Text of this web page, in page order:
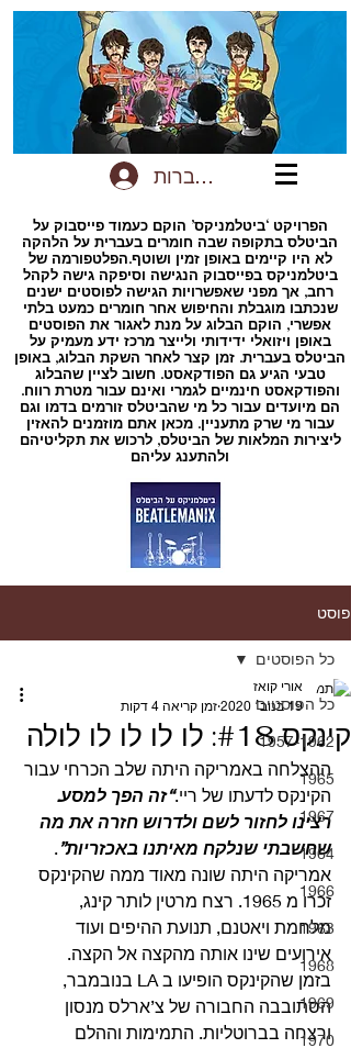
להתחברות
הפרויקט ‘ביטלמניקס’ הוקם כעמוד פייסבוק על
הביטלס בתקופה שבה חומרים בעברית על הלהקה
לא היו קיימים באופן זמין ושוטף.הפלטפורמה של
ביטלמניקס בפייסבוק הנגישה וסיפקה גישה לקהל
רחב, אך מפני שאפשרויות הגישה לפוסטים ישנים
שנכתבו מוגבלת והחיפוש אחר חומרים כמעט בלתי
אפשרי, הוקם הבלוג על מנת לאגור את הפוסטים
באופן ויזואלי ידידותי ולייצר מרכז ידע מעמיק על
הביטלס בעברית. זמן קצר לאחר השקת הבלוג, באופן
טבעי הגיע גם הפודקאסט. חשוב לציין שהבלוג
והפודקאסט חינמיים לגמרי ואינם עבור מטרת רווח.
הם מיועדים עבור כל מי שהביטלס זורמים בדמו וגם
עבור מי שרק מתעניין. מכאן אתם מוזמנים להאזין
ליצירות המלאות של הביטלס, לרכוש את תקליטיהם
ולהתענג עליהם
פוסט
כל הפוסטים
1957-1962
1965
1967
1964
1966
1963
1968
1969
1970
כל הפוסטים
קינקס #18: לו לו לו לו לולה
אורי קואז
19 בנוב׳ 2020
זמן קריאה 4 דקות
ההצלחה באמריקה היתה שלב הכרחי עבור
הקינקס לדעתו של ריי.“זה הפך למסע.
רצינו לחזור לשם ולדרוש חזרה את מה
שחשבתי שנלקח מאיתנו באכזריות”.
אמריקה היתה שונה מאוד ממה שהקינקס
זכרו מ 1965. רצח מרטין לותר קינג,
מלחמת ויאטנם, תנועת ההיפים ועוד
אירועים שינו אותה מהקצה אל הקצה.
בזמן שהקינקס הופיעו ב LA בנובמבר,
הסתובבה החבורה של צ’ארלס מנסון
ורצחה בברוטליות. התמימות וההלם